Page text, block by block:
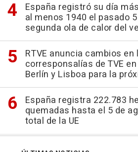
España registró su día
al menos 1940 el pasado
segunda ola de calor del
RTVE anuncia cambios en
corresponsalías de TVE
Berlín y Lisboa para la
España registra 222.783
quemadas hasta el 5 de
total de la UE